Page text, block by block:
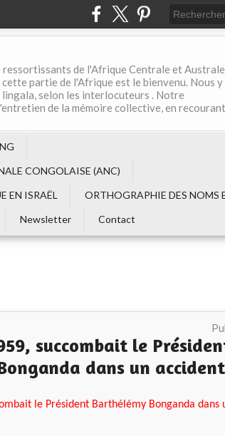
de l'Afrique Centrale et
partie de l'Afrique est le bienvenu. Nous y
selon les interlocuteurs . Notre
de la mémoire collective, en recourant
CONGOLAISE (ANC)
EN ISRAËL
ORTHOGRAPHIE DES NOMS
Newsletter Contact
succombait le
dans un
le Président Barthélémy Bonganda dans